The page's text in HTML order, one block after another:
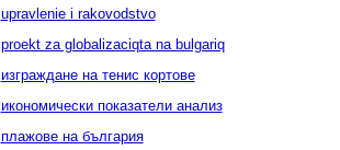
upravlenie i rakovodstvo
proekt za globalizaciqta na bulgariq
изграждане на тенис кортове
икономически показатели анализ
плажове на българия